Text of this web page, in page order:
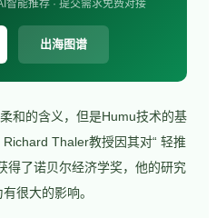
智能推荐 · 提交需求免费对接
出海图谱
和的含义，但是Humu技术的基
Thaler教授因其对“ 轻推
得了诺贝尔经济学奖，他的研究
很大的影响。